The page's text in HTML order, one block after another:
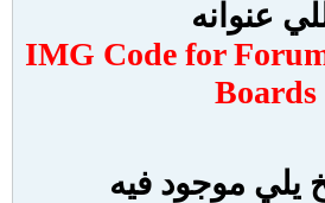
عنوانه
IMG Code for
Boards
يلي موجود فيه